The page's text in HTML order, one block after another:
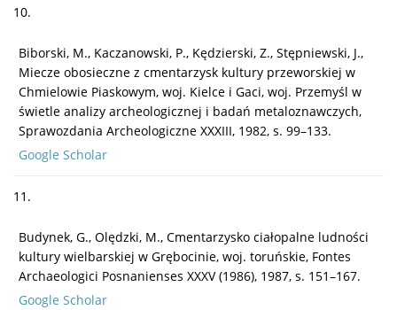
10.
Biborski, M., Kaczanowski, P., Kędzierski, Z., Stępniewski, J.,
Miecze obosieczne z cmentarzysk kultury przeworskiej w
Chmielowie Piaskowym, woj. Kielce i Gaci, woj. Przemyśl w
świetle analizy archeologicznej i badań metaloznawczych,
Sprawozdania Archeologiczne XXXIII, 1982, s. 99–133.
Google Scholar
11.
Budynek, G., Olędzki, M., Cmentarzysko ciałopalne ludności
kultury wielbarskiej w Grębocinie, woj. toruńskie, Fontes
Archaeologici Posnanienses XXXV (1986), 1987, s. 151–167.
Google Scholar